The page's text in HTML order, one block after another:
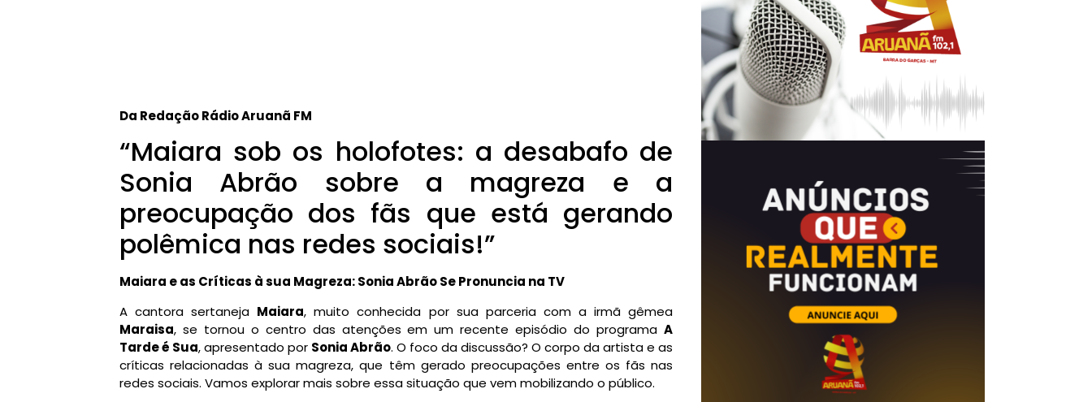
Da Redação Rádio Aruanã FM
“Maiara sob os holofotes: a desabafo de
Sonia Abrão sobre a magreza e a
preocupação dos fãs que está gerando
polêmica nas redes sociais!”
Maiara e as Críticas à sua Magreza: Sonia Abrão Se Pronuncia na TV
A cantora sertaneja Maiara, muito conhecida por sua parceria com a irmã gêmea
Maraisa, se tornou o centro das atenções em um recente episódio do programaA
Tarde é Sua, apresentado por Sonia Abrão. O foco da discussão? O corpo da artista e as
críticas relacionadas à sua magreza, que têm gerado preocupações entre os fãs nas
redes sociais. Vamos explorar mais sobre essa situação que vem mobilizando o público.